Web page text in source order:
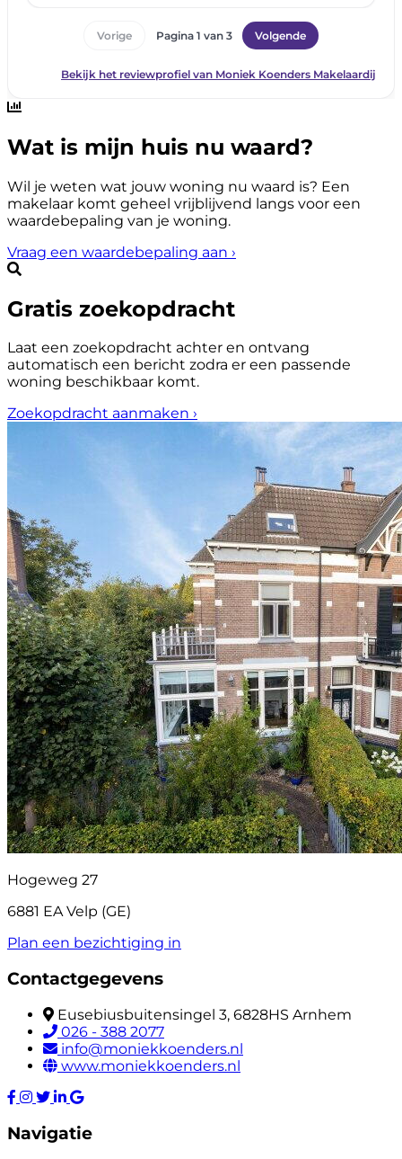
Wat is mijn huis nu waard?
Wil je weten wat jouw woning nu waard is? Een
makelaar komt geheel vrijblijvend langs voor een
waardebepaling van je woning.
Vraag een waardebepaling aan ›
Gratis zoekopdracht
Laat een zoekopdracht achter en ontvang
automatisch een bericht zodra er een passende
woning beschikbaar komt.
Zoekopdracht aanmaken ›
Hogeweg 27
6881 EA Velp (GE)
Plan een bezichtiging in
Contactgegevens
Eusebiusbuitensingel 3, 6828HS Arnhem
026 - 388 2077
info@moniekkoenders.nl
www.moniekkoenders.nl
Navigatie